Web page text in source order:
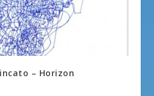
– Horizon